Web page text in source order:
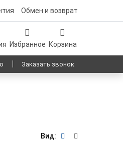
Обмен и возврат
Избранное Корзина
Заказать звонок
Вид: